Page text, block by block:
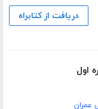
دریافت از کتابراه
اول
عمران